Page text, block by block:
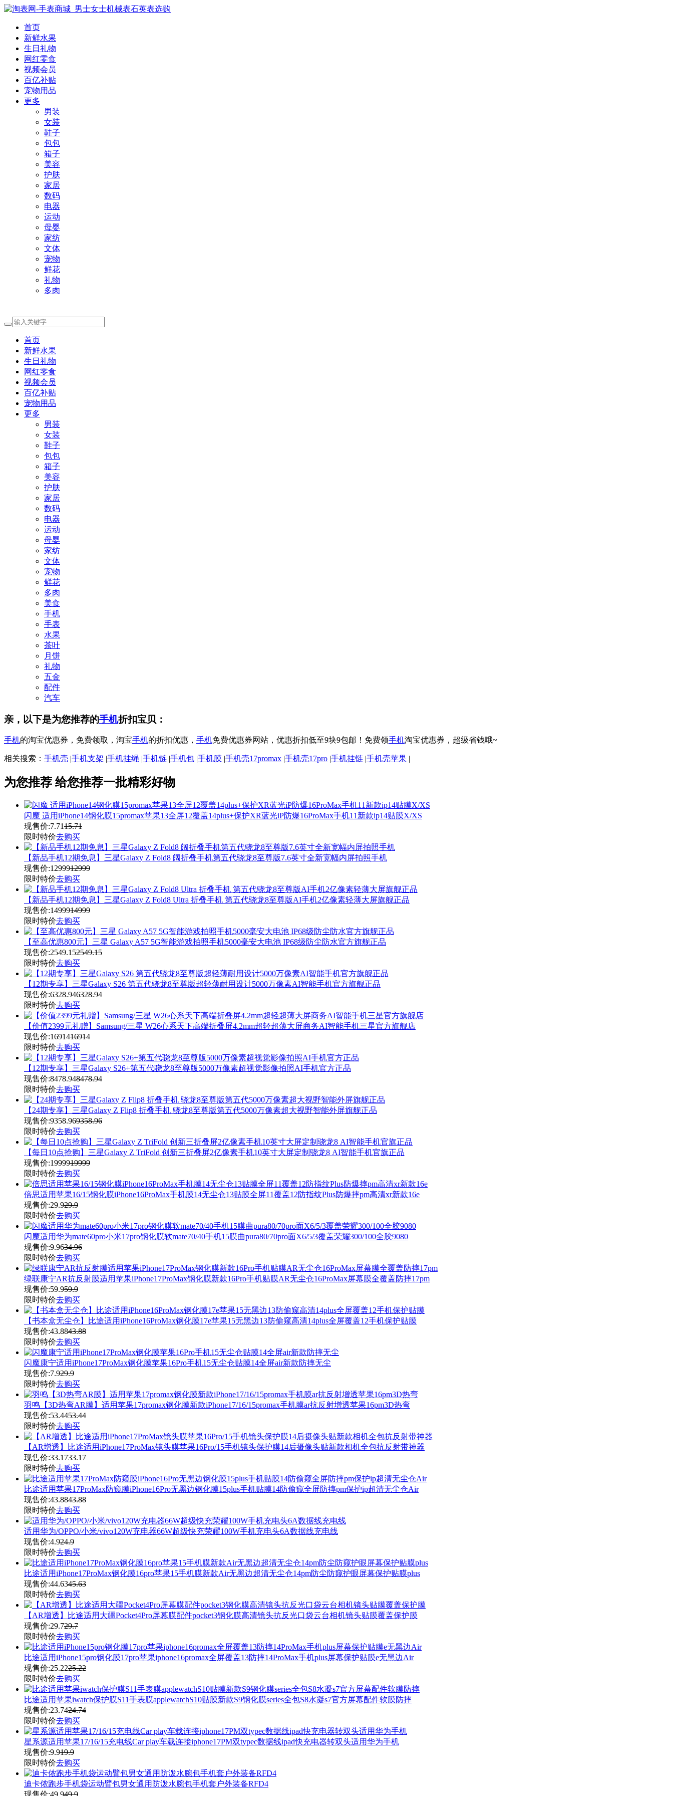
首页
新鲜水果
生日礼物
网红零食
视频会员
百亿补贴
宠物用品
更多
男装
女装
鞋子
包包
箱子
美容
护肤
家居
数码
电器
运动
母婴
家纺
文体
宠物
鲜花
礼物
多肉
首页
新鲜水果
生日礼物
网红零食
视频会员
百亿补贴
宠物用品
更多
男装
女装
鞋子
包包
箱子
美容
护肤
家居
数码
电器
运动
母婴
家纺
文体
宠物
鲜花
多肉
美食
手机
手表
水果
茶叶
月饼
礼物
五金
配件
汽车
亲，以下是为您推荐的手机折扣宝贝：
手机的淘宝优惠券，免费领取，淘宝手机的折扣优惠， 手机免费优惠券网站，优惠折扣低至9块9包邮！免费领手机淘宝优惠券，超级省钱哦~
相关搜索： 手机壳 |手机支架 |手机挂绳 |手机链 |手机包 |手机膜 |手机壳17promax |手机壳17pro |手机挂链 |手机壳苹果 |
为您推荐 给您推荐一批精彩好物
闪魔 适用iPhone14钢化膜15promax苹果13全屏12覆盖14plus+保护XR蓝光iP防爆16ProMax手机11新款ip14贴膜X/XS
现售价:7.7115.71
限时特价去购买
【新品手机12期免息】三星Galaxy Z Fold8 阔折叠手机第五代骁龙8至尊版7.6英寸全新宽幅内屏拍照手机
现售价:1299912999
限时特价去购买
【新品手机12期免息】三星Galaxy Z Fold8 Ultra 折叠手机 第五代骁龙8至尊版AI手机2亿像素轻薄大屏旗舰正品
现售价:1499914999
限时特价去购买
【至高优惠800元】三星 Galaxy A57 5G智能游戏拍照手机5000毫安大电池 IP68级防尘防水官方旗舰正品
现售价:2549.152549.15
限时特价去购买
【12期专享】三星Galaxy S26 第五代骁龙8至尊版超轻薄耐用设计5000万像素AI智能手机官方旗舰正品
现售价:6328.946328.94
限时特价去购买
【价值2399元礼赠】Samsung/三星 W26心系天下高端折叠屏4.2mm超轻超薄大屏商务AI智能手机三星官方旗舰店
现售价:1691416914
限时特价去购买
【12期专享】三星Galaxy S26+第五代骁龙8至尊版5000万像素超视觉影像拍照AI手机官方正品
现售价:8478.948478.94
限时特价去购买
【24期专享】三星Galaxy Z Flip8 折叠手机 骁龙8至尊版第五代5000万像素超大视野智能外屏旗舰正品
现售价:9358.969358.96
限时特价去购买
【每日10点抢购】三星Galaxy Z TriFold 创新三折叠屏2亿像素手机10英寸大屏定制骁龙8 AI智能手机官旗正品
现售价:1999919999
限时特价去购买
倍思适用苹果16/15钢化膜iPhone16ProMax手机膜14无尘仓13贴膜全屏11覆盖12防指纹Plus防爆摔pm高清xr新款16e
现售价:29.929.9
限时特价去购买
闪魔适用华为mate60pro小米17pro钢化膜软mate70/40手机15膜曲pura80/70pro面X6/5/3覆盖荣耀300/100全胶9080
现售价:9.9634.96
限时特价去购买
绿联康宁AR抗反射膜适用苹果iPhone17ProMax钢化膜新款16Pro手机贴膜AR无尘仓16ProMax屏幕膜全覆盖防摔17pm
现售价:59.959.9
限时特价去购买
【书本盒无尘仓】比途适用iPhone16ProMax钢化膜17e苹果15无黑边13防偷窥高清14plus全屏覆盖12手机保护贴膜
现售价:43.8843.88
限时特价去购买
闪魔康宁适用iPhone17ProMax钢化膜苹果16Pro手机15无尘仓贴膜14全屏air新款防摔无尘
现售价:7.929.9
限时特价去购买
羽鸣【3D热弯AR膜】适用苹果17promax钢化膜新款iPhone17/16/15promax手机膜ar抗反射增透苹果16pm3D热弯
现售价:53.4453.44
限时特价去购买
【AR增透】比途适用iPhone17ProMax镜头膜苹果16Pro/15手机镜头保护膜14后摄像头贴新款相机全包抗反射带神器
现售价:33.1733.17
限时特价去购买
比途适用苹果17ProMax防窥膜iPhone16Pro无黑边钢化膜15plus手机贴膜14防偷窥全屏防摔pm保护ip超清无尘仓Air
现售价:43.8843.88
限时特价去购买
适用华为/OPPO/小米/vivo120W充电器66W超级快充荣耀100W手机充电头6A数据线充电线
现售价:4.924.9
限时特价去购买
比途适用iPhone17ProMax钢化膜16pro苹果15手机膜新款Air无黑边超清无尘仓14pm防尘防窥护眼屏幕保护贴膜plus
现售价:44.6345.63
限时特价去购买
【AR增透】比途适用大疆Pocket4Pro屏幕膜配件pocket3钢化膜高清镜头抗反光口袋云台相机镜头贴膜覆盖保护膜
现售价:29.729.7
限时特价去购买
比途适用iPhone15pro钢化膜17pro苹果iphone16promax全屏覆盖13防摔14ProMax手机plus屏幕保护贴膜e无黑边Air
现售价:25.2225.22
限时特价去购买
比途适用苹果iwatch保护膜S11手表膜applewatchS10贴膜新款S9钢化膜series全包S8水凝s7官方屏幕配件软膜防摔
现售价:23.7424.74
限时特价去购买
星系源适用苹果17/16/15充电线Car play车载连接iphone17PM双typec数据线ipad快充电器转双头适用华为手机
现售价:9.919.9
限时特价去购买
迪卡侬跑步手机袋运动臂包男女通用防泼水腕包手机套户外装备RFD4